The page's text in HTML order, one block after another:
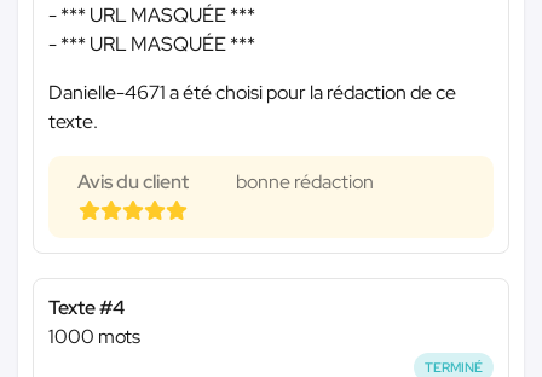
-*** URL MASQUÉE ***
-*** URL MASQUÉE ***
Danielle-4671 a été choisi pour la rédaction de ce
texte.
Avis du client bonne rédaction
Texte #4
1000 mots
TERMINÉ